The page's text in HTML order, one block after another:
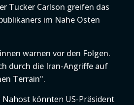
Tucker Carlson greifen das
im Nahe Osten
warnen vor den Folgen.
durch die Iran-Angriffe auf
Terrain".
könnten US-Präsident